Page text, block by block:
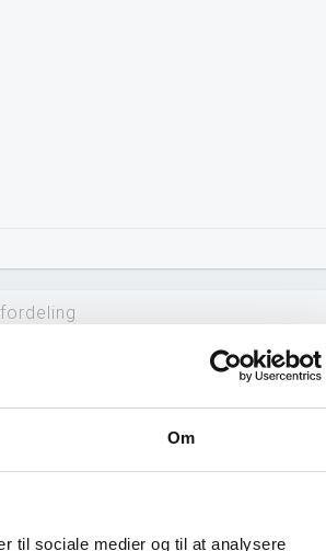
Om
til sociale medier og til at analysere